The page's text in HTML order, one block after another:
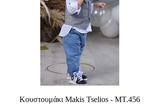
Κουστουμάκι Makis Tselios - MT.456